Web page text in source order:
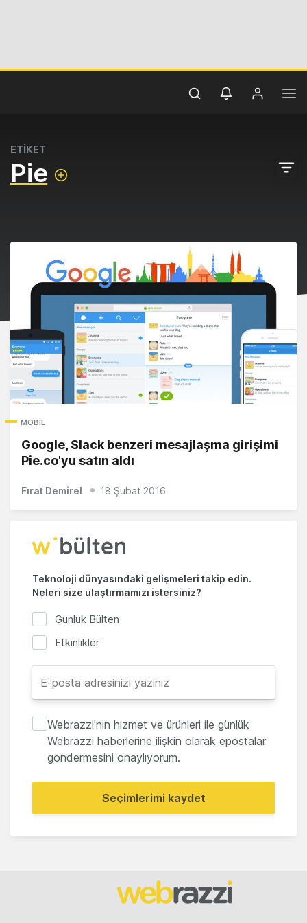
ETİKET
Pie
MOBIL
Google, Slack benzeri mesajlaşma girişimi
Pie.co'yu satın aldı
Fırat Demirel 18 Şubat 2016
Teknoloji dünyasındaki gelişmeleri takip edin.
Neleri size ulaştırmamızı istersiniz?
Günlük Bülten
Etkinlikler
Webrazzi'nin hizmet ve ürünleri ile günlük
Webrazzi haberlerine ilişkin olarak epostalar
göndermesini onaylıyorum.
Seçimlerimi kaydet